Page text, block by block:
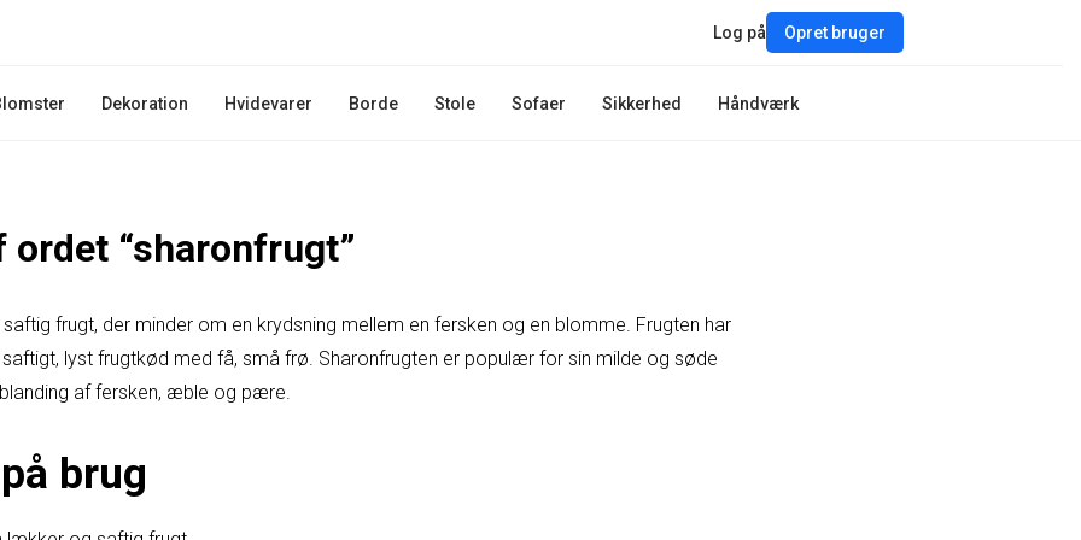
Dekoration Hvidevarer Borde Stole Sofaer Sikkerhed Håndværk
Log på Opret bruger
ordet “sharonfrugt”
frugt, der minder om en krydsning mellem en fersken og en blomme. Frugten har
lyst frugtkød med få, små frø. Sharonfrugten er populær for sin milde og søde
af fersken, æble og pære.
brug